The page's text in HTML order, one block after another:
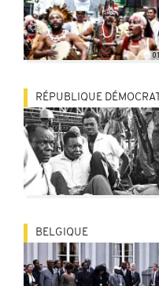
RÉPUBLIQUE
BELGIQUE